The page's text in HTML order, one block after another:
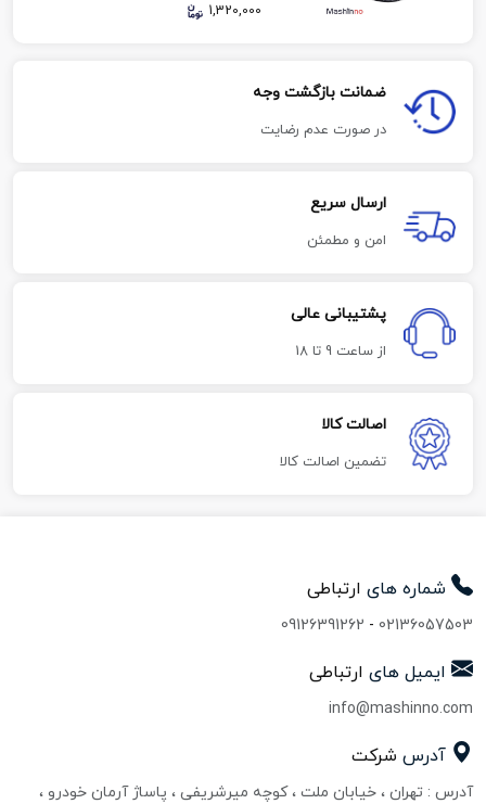
1,320,000
ضمانت بازگشت وجه
در صورت عدم رضایت
ارسال سریع
امن و مطمئن
پشتیبانی عالی
از ساعت 9 تا 18
اصالت کالا
تضمین اصالت کالا
شماره های ارتباطی
02136057503
-
09126391262
ایمیل های ارتباطی
info@mashinno.com
آدرس شرکت
آدرس : تهران ، خیابان ملت ، کوچه میرشریفی ، پاساژ آرمان خودرو ،